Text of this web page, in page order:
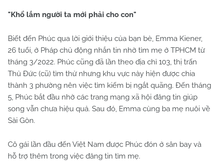
"Khổ lắm người ta mới phải cho con"
Biết đến Phúc qua lời giới thiệu của bạn bè, Emma Kiener,
26 tuổi, ở Pháp chủ động nhắn tin nhờ tìm mẹ ở TPHCM từ
tháng 3/2022. Phúc cũng đã lần theo địa chỉ 103, thị trấn
Thủ Đức (cũ) tìm thử nhưng khu vực này hiện được chia
thành 3 phường nên việc tìm kiếm bị ngắt quãng. Đến tháng
5, Phúc bắt đầu nhờ các trang mạng xã hội đăng tin giúp
song vẫn chưa hiệu quả. Sau đó, Emma cùng ba mẹ nuôi về
Sài Gòn.
Cô gái lần đầu đến Việt Nam được Phúc đón ở sân bay và
hỗ trợ thêm trong việc đăng tin tìm mẹ.